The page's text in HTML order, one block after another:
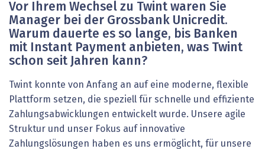
Vor Ihrem Wechsel zu Twint waren Sie
Manager bei der Grossbank Unicredit.
Warum dauerte es so ­lange, bis Banken
mit Instant Payment anbieten, was Twint
schon seit Jahren kann?
Twint konnte von Anfang an auf eine moderne, flexible
Plattform setzen, die speziell für schnelle und effiziente
Zahlungsabwicklungen entwickelt wurde. Unsere agile
Struktur und unser Fokus auf innovative
Zahlungslösungen haben es uns ermöglicht, für unsere